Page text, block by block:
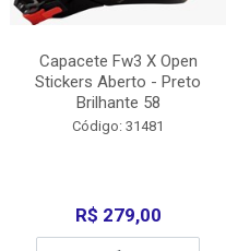
Capacete Fw3 X Open
Stickers Aberto - Preto
Brilhante 58
Código: 31481
R$ 279,00